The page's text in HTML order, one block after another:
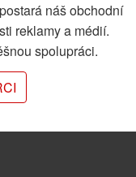
náš obchodní
reklamy a médií.
spolupráci.